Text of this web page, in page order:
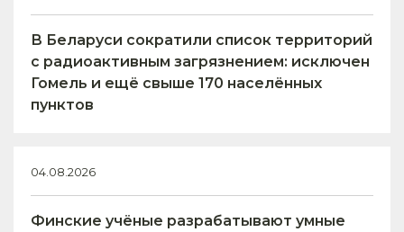
В Беларуси сократили список территорий
с радиоактивным загрязнением: исключен
Гомель и ещё свыше 170 населённых
пунктов
04.08.2026
Финские учёные разрабатывают умные